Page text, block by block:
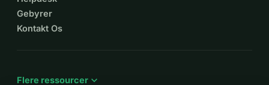
Gebyrer
Kontakt Os
Flere ressourcer expand_more